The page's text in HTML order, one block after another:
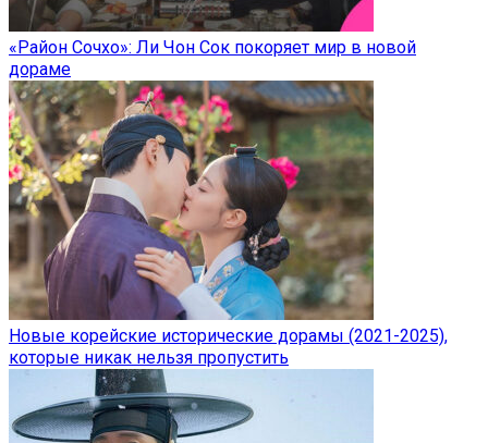
«Район Сочхо»: Ли Чон Сок покоряет мир в новой
дораме
Новые корейские исторические дорамы (2021-2025),
которые никак нельзя пропустить